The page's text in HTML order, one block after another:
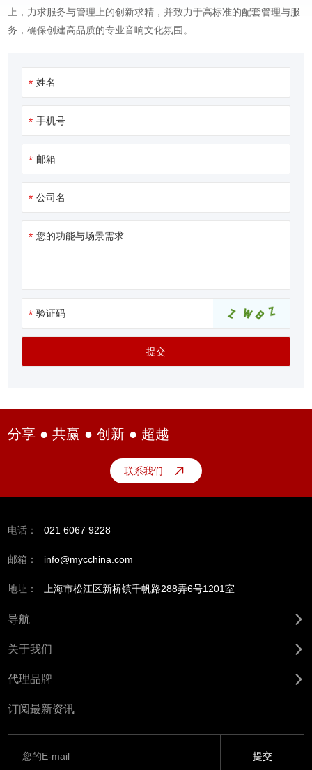
上，力求服务与管理上的创新求精，并致力于高标准的配套管理与服
务，确保创建高品质的专业音响文化氛围。
分享 ● 共赢 ● 创新 ● 超越
联系我们
电话： 021 6067 9228
邮箱： info@mycchina.com
地址： 上海市松江区新桥镇千帆路288弄6号1201室
导航
关于我们
代理品牌
订阅最新资讯